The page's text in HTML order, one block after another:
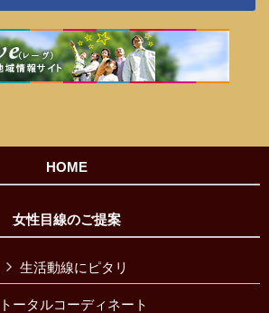
HOME
女性目線のご提案
生活動線にピタリ
トータルコーディネート